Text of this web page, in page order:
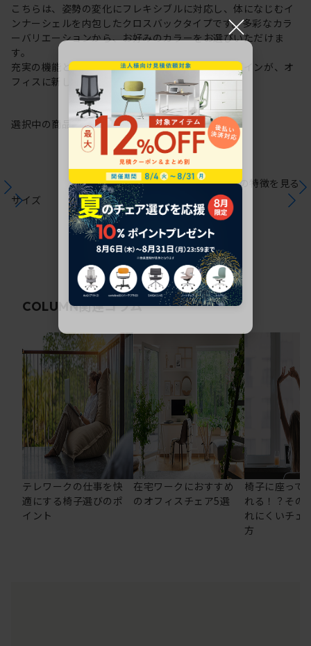
こちらは、姿勢の変化にフレキシブルに対応し、体になじむイ
ンナーシェルを内包したクロスバックタイプです。多彩なカラ
ーバリエーションから、お好みのカラーをお選びいただけま
す。
充実の機能と一体となった透明感のある美しいデザインが、オ
フィスに新しい風を運びます。
選択中の商品情報保証 注意事項
サイズ
シリーズの特徴を見る
COLUMN関連コラム
テレワークの仕事を快
適にする椅子選びのポ
イント
在宅ワークにおすすめ
のオフィスチェア5選
椅子に座って
れる！？その
れにくいチェ
方
×